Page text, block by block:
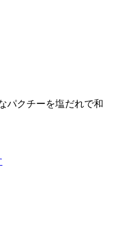
パクチーを塩だれで和